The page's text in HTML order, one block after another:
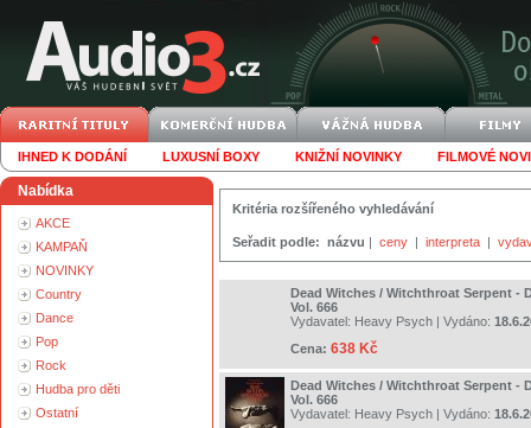
IHNED K DODÁNÍ LUXUSNÍ BOXY KNIŽNÍ NOVINKY FILMOVÉ
Nabídka
AKCE
KAMPAŇ
NOVINKY
Country
Dance
Pop
Rock
Hudba pro děti
Ostatní
Kritéria rozšířeného vyhledávání
Seřadit podle: názvu | ceny | interpreta |
Dead Witches / Witchthroat Serpent -
Vol. 666
Vydavatel: Heavy Psych | Vydáno:
Cena: 638 Kč
Dead Witches / Witchthroat Serpent -
Vol. 666
Vydavatel: Heavy Psych | Vydáno: